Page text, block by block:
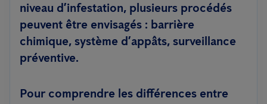
niveau d’infestation, plusieurs procédés
peuvent être envisagés : barrière
chimique, système d’appâts, surveillance
préventive.
Pour comprendre les différences entre